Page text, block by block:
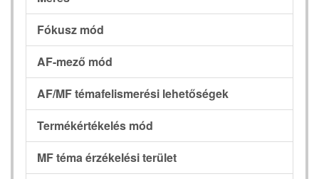
Fókusz mód
AF-mező mód
AF/MF témafelismerési lehetőségek
Termékértékelés mód
MF téma érzékelési terület